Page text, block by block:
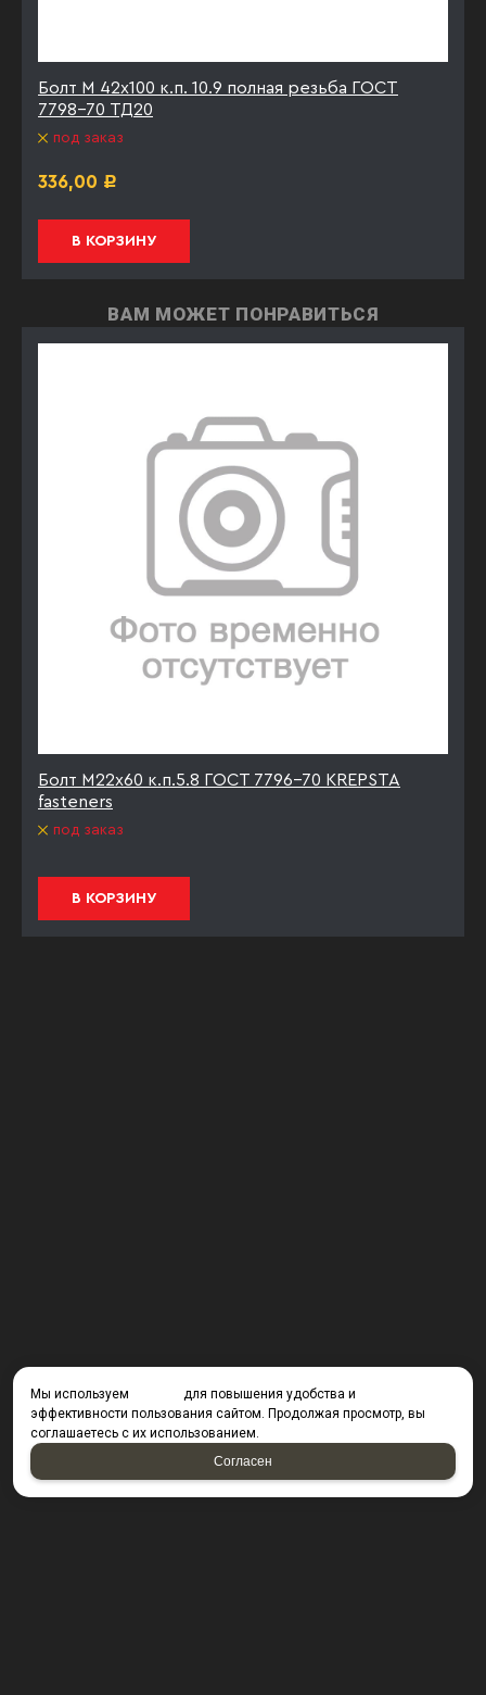
Болт М 42х100 к.п. 10.9 полная резьба ГОСТ
7798-70 ТД20
под заказ
336,00 Р
В КОРЗИНУ
ВАМ МОЖЕТ ПОНРАВИТЬСЯ
Болт М22х60 к.п.5.8 ГОСТ 7796-70 KREPSTA
fasteners
под заказ
В КОРЗИНУ
Мы используем
для повышения удобства и
эффективности пользования сайтом. Продолжая просмотр, вы
соглашаетесь с их использованием.
Согласен